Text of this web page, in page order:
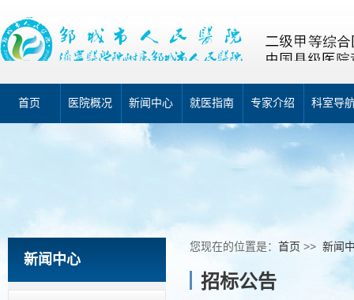
首页 医院概况 新闻中心 就医指南 专家介绍 科室导
新闻中心
您现在的位置是： 首页 >> 新闻
招标公告